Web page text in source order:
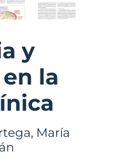
y
la
, María